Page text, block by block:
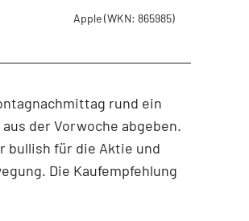
Apple(WKN: 865985)
rund ein
der Vorwoche abgeben.
bullish für die Aktie und
Die Kaufempfehlung